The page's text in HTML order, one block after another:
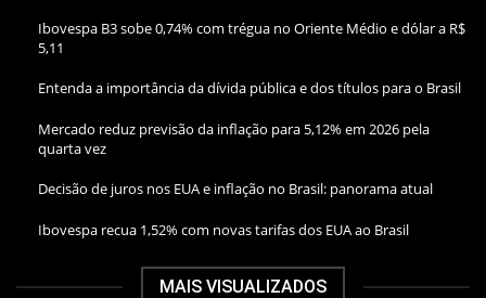
Ibovespa B3 sobe 0,74% com trégua no Oriente Médio e dólar a R$
5,11
Entenda a importância da dívida pública e dos títulos para o Brasil
Mercado reduz previsão da inflação para 5,12% em 2026 pela
quarta vez
Decisão de juros nos EUA e inflação no Brasil: panorama atual
Ibovespa recua 1,52% com novas tarifas dos EUA ao Brasil
MAIS VISUALIZADOS